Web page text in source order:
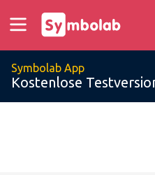
Symbolab App
Kostenlose